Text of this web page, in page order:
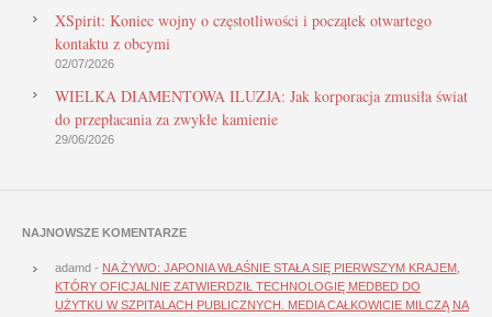
XSpirit: Koniec wojny o częstotliwości i początek otwartego
kontaktu z obcymi
02/07/2026
WIELKA DIAMENTOWA ILUZJA: Jak korporacja zmusiła świat
do przepłacania za zwykłe kamienie
29/06/2026
NAJNOWSZE KOMENTARZE
adamd - NA ŻYWO: JAPONIA WŁAŚNIE STAŁA SIĘ PIERWSZYM KRAJEM,
KTÓRY OFICJALNIE ZATWIERDZIŁ TECHNOLOGIĘ MEDBED DO
UŻYTKU W SZPITALACH PUBLICZNYCH. MEDIA CAŁKOWICIE MILCZĄ NA